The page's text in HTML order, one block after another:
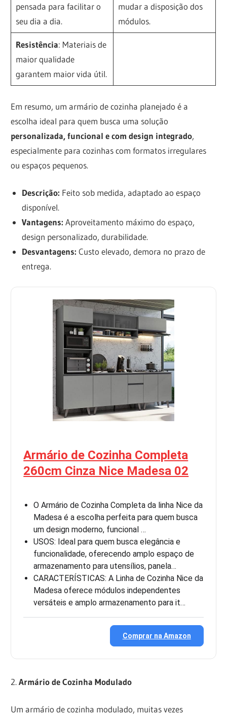
pensada para facilitar o
seu dia a dia.
mudar a disposição dos
módulos.
Resistência: Materiais de
maior qualidade
garantem maior vida útil.
Em resumo, um armário de cozinha planejado é a
escolha ideal para quem busca uma solução
personalizada, funcional e com design integrado,
especialmente para cozinhas com formatos irregulares
ou espaços pequenos.
Descrição: Feito sob medida, adaptado ao espaço
disponível.
Vantagens: Aproveitamento máximo do espaço,
design personalizado, durabilidade.
Desvantagens: Custo elevado, demora no prazo de
entrega.
Armário de Cozinha Completa
260cm Cinza Nice Madesa 02
O Armário de Cozinha Completa da linha Nice da
Madesa é a escolha perfeita para quem busca
um design moderno, funcional …
USOS: Ideal para quem busca elegância e
funcionalidade, oferecendo amplo espaço de
armazenamento para utensílios, panela…
CARACTERÍSTICAS: A Linha de Cozinha Nice da
Madesa oferece módulos independentes
versáteis e amplo armazenamento para it…
Comprar na Amazon
2.Armário de Cozinha Modulado
Um armário de cozinha modulado, muitas vezes